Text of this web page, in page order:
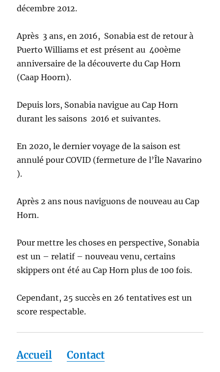
décembre 2012.
Après 3 ans, en 2016, Sonabia est de retour à
Puerto Williams et est présent au 400ème
anniversaire de la découverte du Cap Horn
(Caap Hoorn).
Depuis lors, Sonabia navigue au Cap Horn
durant les saisons 2016 et suivantes.
En 2020, le dernier voyage de la saison est
annulé pour COVID (fermeture de l’Île Navarino
).
Après 2 ans nous naviguons de nouveau au Cap
Horn.
Pour mettre les choses en perspective, Sonabia
est un – relatif – nouveau venu, certains
skippers ont été au Cap Horn plus de 100 fois.
Cependant, 25 succès en 26 tentatives est un
score respectable.
Accueil Contact